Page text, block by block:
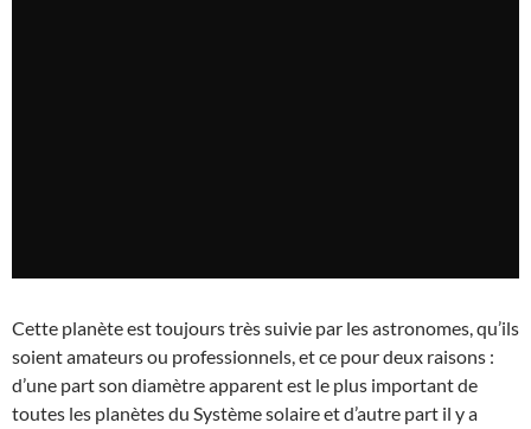
Cette planète est toujours très suivie par les astronomes, qu’ils
soient amateurs ou professionnels, et ce pour deux raisons :
d’une part son diamètre apparent est le plus important de
toutes les planètes du Système solaire et d’autre part il y a